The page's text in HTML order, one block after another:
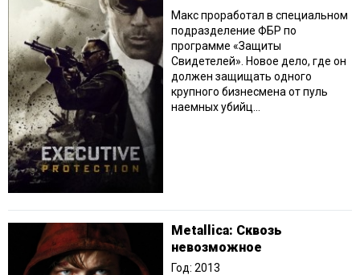
Макс проработал в специальном
подразделение ФБР по
программе «Защиты
Свидетелей». Новое дело, где он
должен защищать одного
крупного бизнесмена от пуль
наемных убийц...
Metallica: Сквозь
невозможное
Год: 2013